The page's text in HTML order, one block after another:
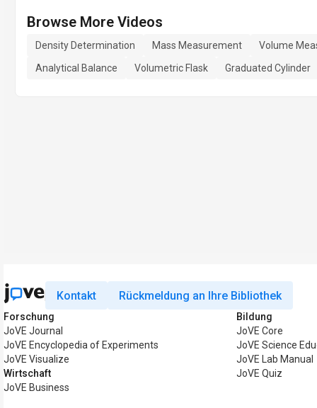
Browse More Videos
Density Determination Mass Measurement
Volume
Analytical Balance
Volumetric Flask Graduated Cylinder
Kontakt Rückmeldung an Ihre Bibliothek
Forschung
JoVE Journal
JoVE Encyclopedia of Experiments
JoVE Visualize
Wirtschaft
JoVE Business
Bildung
JoVE Core
JoVE Science
JoVE Lab Manual
JoVE Quiz